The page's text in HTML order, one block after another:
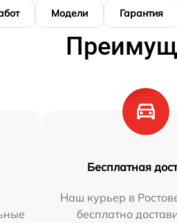
Модели Гарантия
Бесплатная
Наш курьер в
бесплатно